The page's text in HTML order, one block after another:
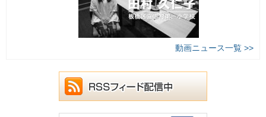
動画ニュース一覧 >>